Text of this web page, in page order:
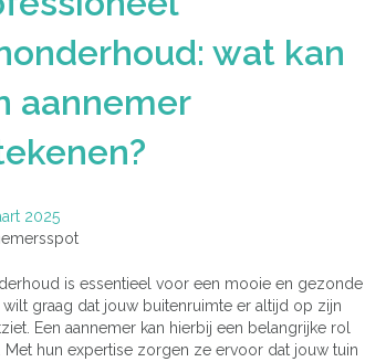
wat kan
aannemer
2025
is essentieel voor een mooie en gezonde
wilt graag dat jouw buitenruimte er altijd op zijn
Een aannemer kan hierbij een belangrijke rol
Met hun expertise zorgen ze ervoor dat jouw tuin